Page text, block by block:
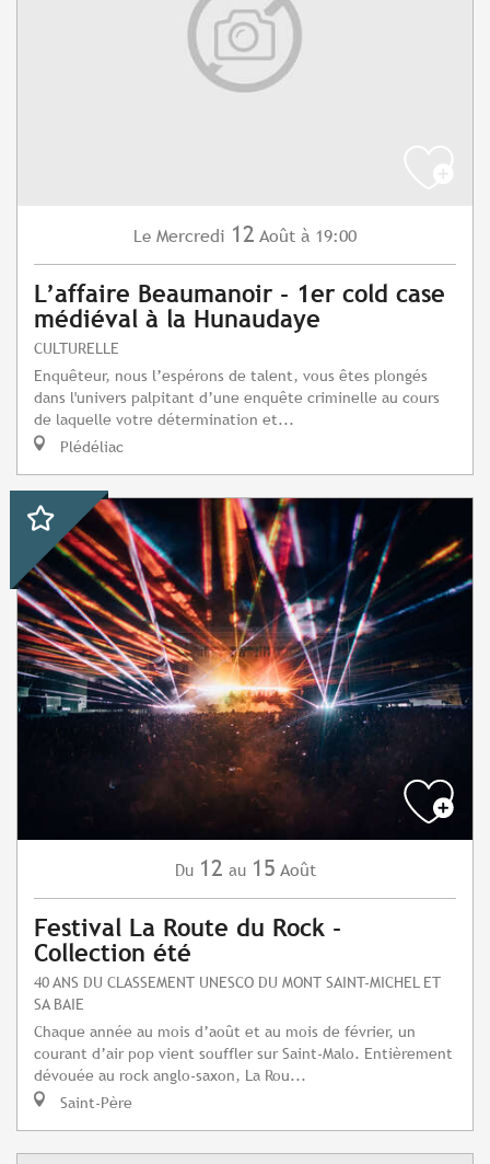
Le Mercredi 12 Août à 19:00
L’affaire Beaumanoir - 1er cold case
médiéval à la Hunaudaye
CULTURELLE
Enquêteur, nous l’espérons de talent, vous êtes plongés
dans l'univers palpitant d’une enquête criminelle au cours
de laquelle votre détermination et...
Plédéliac
Du 12 au 15 Août
Festival La Route du Rock -
Collection été
40 ANS DU CLASSEMENT UNESCO DU MONT SAINT-MICHEL ET
SA BAIE
Chaque année au mois d’août et au mois de février, un
courant d’air pop vient souffler sur Saint-Malo. Entièrement
dévouée au rock anglo-saxon, La Rou...
Saint-Père